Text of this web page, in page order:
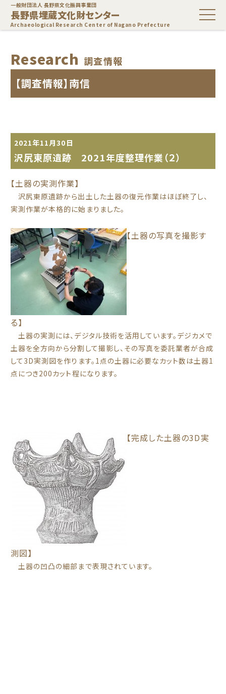
一般財団法人 長野県文化振興事業団
長野県埋蔵文化財センター
Archaeological Research Center of Nagano Prefecture
Research 調査情報
【調査情報】南信
2021年11月30日
沢尻東原遺跡 2021年度整理作業（２）
【土器の実測作業】
沢尻東原遺跡から出土した土器の復元作業はほぼ終了し、
実測作業が本格的に始まりました。
【土器の写真を撮影す
る】
土器の実測には、デジタル技術を活用しています。デジカメで
土器を全方向から分割して撮影し、その写真を委託業者が合成
して3D実測図を作ります。1点の土器に必要なカット数は土器1
点につき200カット程になります。
【完成した土器の3D実
測図】
土器の凹凸の細部まで表現されています。